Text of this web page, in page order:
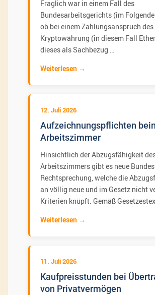
Fraglich war in einem Fall des
Bundesarbeitsgerichts (im
ob bei einem Zahlungsanspruch
Kryptowährung (in diesem Fall
dieses als Sachbezug …
Weiterlesen
12. Juli 2026
Aufzeichnungspflichten
Arbeitszimmer
Hinsichtlich der Abzugsfähigkeit
Arbeitszimmers gibt es neue
Rechtsprechung, welche die
an völlig neue und im Gesetz nicht
Kriterien knüpft. Gemäß
Weiterlesen
11. Juli 2026
Kaufpreisstunden bei
von Privatvermögen